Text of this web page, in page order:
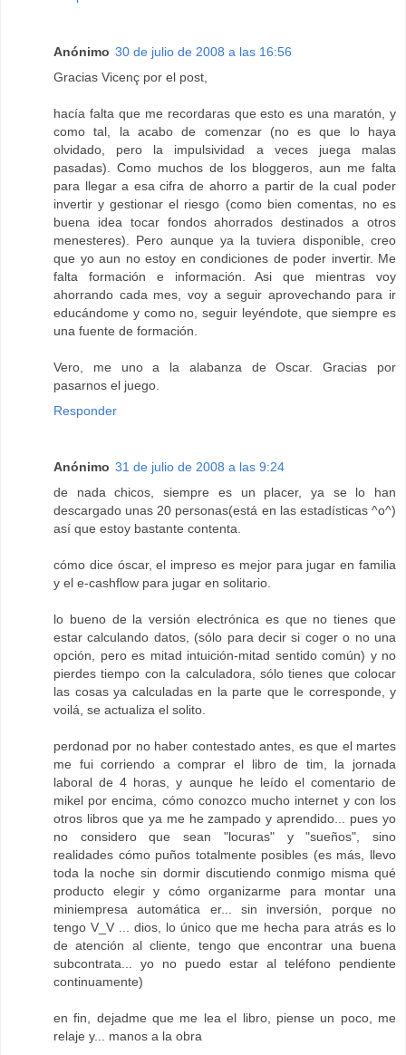
Anónimo 30 de julio de 2008 a las 16:56
Gracias Vicenç por el post,
hacía falta que me recordaras que esto es una maratón, y
como tal, la acabo de comenzar (no es que lo haya
olvidado, pero la impulsividad a veces juega malas
pasadas). Como muchos de los bloggeros, aun me falta
para llegar a esa cifra de ahorro a partir de la cual poder
invertir y gestionar el riesgo (como bien comentas, no es
buena idea tocar fondos ahorrados destinados a otros
menesteres). Pero aunque ya la tuviera disponible, creo
que yo aun no estoy en condiciones de poder invertir. Me
falta formación e información. Asi que mientras voy
ahorrando cada mes, voy a seguir aprovechando para ir
educándome y como no, seguir leyéndote, que siempre es
una fuente de formación.
Vero, me uno a la alabanza de Oscar. Gracias por
pasarnos el juego.
Responder
Anónimo 31 de julio de 2008 a las 9:24
de nada chicos, siempre es un placer, ya se lo han
descargado unas 20 personas(está en las estadísticas ^o^)
así que estoy bastante contenta.
cómo dice óscar, el impreso es mejor para jugar en familia
y el e-cashflow para jugar en solitario.
lo bueno de la versión electrónica es que no tienes que
estar calculando datos, (sólo para decir si coger o no una
opción, pero es mitad intuición-mitad sentido común) y no
pierdes tiempo con la calculadora, sólo tienes que colocar
las cosas ya calculadas en la parte que le corresponde, y
voilá, se actualiza el solito.
perdonad por no haber contestado antes, es que el martes
me fui corriendo a comprar el libro de tim, la jornada
laboral de 4 horas, y aunque he leído el comentario de
mikel por encima, cómo conozco mucho internet y con los
otros libros que ya me he zampado y aprendido... pues yo
no considero que sean "locuras" y "sueños", sino
realidades cómo puños totalmente posibles (es más, llevo
toda la noche sin dormir discutiendo conmigo misma qué
producto elegir y cómo organizarme para montar una
miniempresa automática er... sin inversión, porque no
tengo V_V ... dios, lo único que me hecha para atrás es lo
de atención al cliente, tengo que encontrar una buena
subcontrata... yo no puedo estar al teléfono pendiente
continuamente)
en fin, dejadme que me lea el libro, piense un poco, me
relaje y... manos a la obra